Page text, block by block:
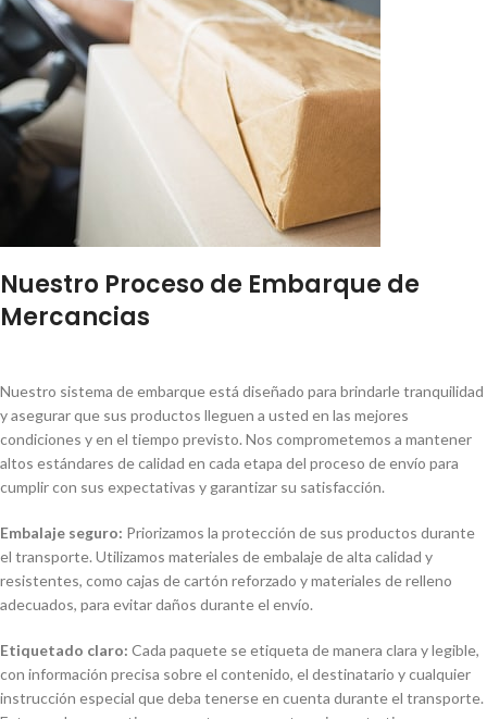
Nuestro Proceso de Embarque de
Mercancias
Nuestro sistema de embarque está diseñado para brindarle tranquilidad
y asegurar que sus productos lleguen a usted en las mejores
condiciones y en el tiempo previsto. Nos comprometemos a mantener
altos estándares de calidad en cada etapa del proceso de envío para
cumplir con sus expectativas y garantizar su satisfacción.
Embalaje seguro: Priorizamos la protección de sus productos durante
el transporte. Utilizamos materiales de embalaje de alta calidad y
resistentes, como cajas de cartón reforzado y materiales de relleno
adecuados, para evitar daños durante el envío.
Etiquetado claro: Cada paquete se etiqueta de manera clara y legible,
con información precisa sobre el contenido, el destinatario y cualquier
instrucción especial que deba tenerse en cuenta durante el transporte.